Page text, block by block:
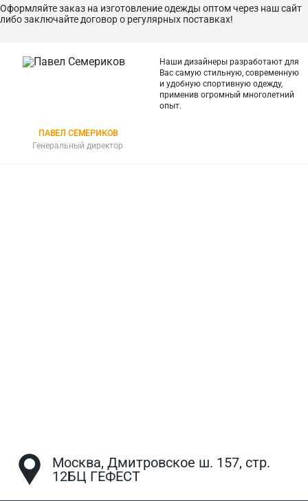
Оформляйте заказ на изготовление одежды оптом через наш сайт
либо заключайте договор о регулярных поставках!
ПАВЕЛ СЕМЕРИКОВ
Генеральный директор
Наши дизайнеры разработают для
Вас самую стильную, современную
и удобную спортивную одежду,
применив огромный многолетний
опыт.
Москва, Дмитровское ш. 157, стр.
12БЦ ГЕФЕСТ